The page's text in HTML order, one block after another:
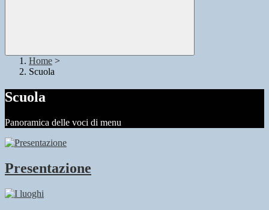
Home >
Scuola
Scuola
Panoramica delle voci di menu
Presentazione